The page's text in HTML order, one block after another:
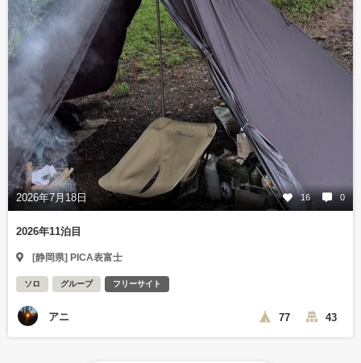
2026年7月18日 16 0
2026年11泊目
[静岡県] PICA表富士
ソロ グループ フリーサイト
アニ 77 43